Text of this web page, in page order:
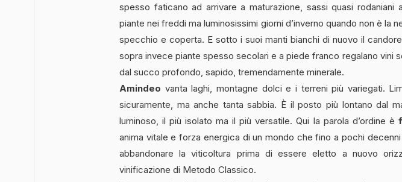
spesso faticano ad arrivare a maturazione, sassi quasi rodaniani
piante nei freddi ma luminosissimi giorni d’inverno quando non è la
specchio e coperta. E sotto i suoi manti bianchi di nuovo il
sopra invece piante spesso secolari e a piede franco regalano vini
dal succo profondo, sapido, tremendamente minerale.
Amindeo vanta laghi, montagne dolci e i terreni più variegati.
sicuramente, ma anche tanta sabbia. È il posto più lontano dal
luminoso, il più isolato ma il più versatile. Qui la parola d’ordine è
anima vitale e forza energica di un mondo che fino a pochi
abbandonare la viticoltura prima di essere eletto a nuovo
vinificazione di Metodo Classico.